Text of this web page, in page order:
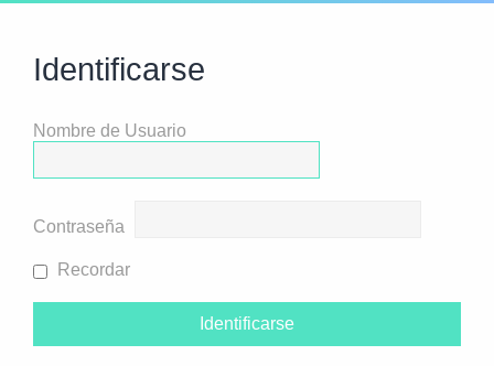
Identificarse
Nombre de Usuario
Contraseña
Recordar